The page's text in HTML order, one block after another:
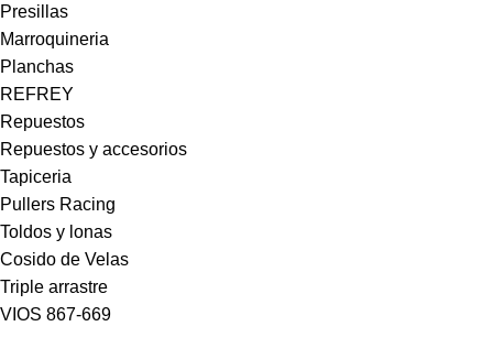
Presillas
Marroquineria
Planchas
REFREY
Repuestos
Repuestos y accesorios
Tapiceria
Pullers Racing
Toldos y lonas
Cosido de Velas
Triple arrastre
VIOS 867-669